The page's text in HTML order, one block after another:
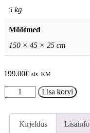
5 kg
Mõõtmed
150 × 45 × 25 cm
199.00€ sis. KM
TEMPUR
pikk
kogus
Lisa korvi
Kirjeldus Lisainfo